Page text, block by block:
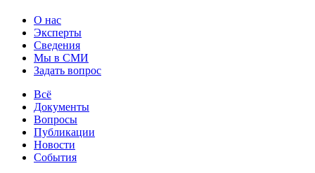
О нас
Эксперты
Сведения
Мы в СМИ
Задать вопрос
Всё
Документы
Вопросы
Публикации
Новости
События